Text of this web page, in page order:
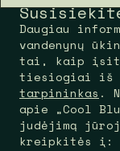
Daugiau
vandenynų
tai, kaip
tiesiogiai iš
tarpininkas .
apie „Cool
judėjimą
kreipkitės į: